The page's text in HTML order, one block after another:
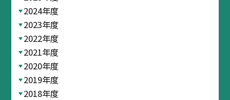
2024年度
2023年度
2022年度
2021年度
2020年度
2019年度
2018年度